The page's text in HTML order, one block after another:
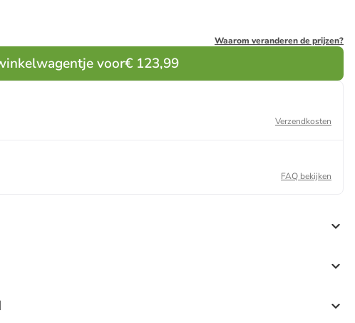
Waarom veranderen de prijzen?
voor€ 123,99
Verzendkosten
FAQ bekijken